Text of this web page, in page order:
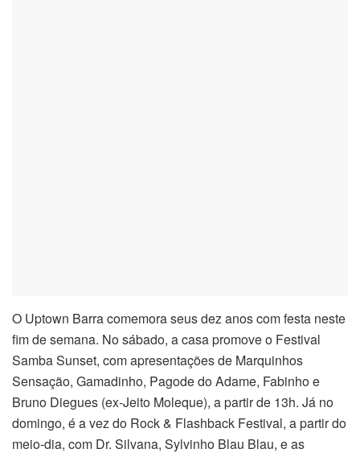
O Uptown Barra comemora seus dez anos com festa neste
fim de semana. No sábado, a casa promove o Festival
Samba Sunset, com apresentações de Marquinhos
Sensação, Gamadinho, Pagode do Adame, Fabinho e
Bruno Diegues (ex-Jeito Moleque), a partir de 13h. Já no
domingo, é a vez do Rock & Flashback Festival, a partir do
meio-dia, com Dr. Silvana, Sylvinho Blau Blau, e as